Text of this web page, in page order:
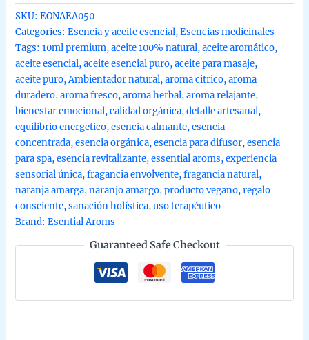
Amargo
Aroms
quantity
SKU:EONAEA050
Categories:Esencia y aceite esencial,Esencias medicinales
Tags:10ml premium,aceite 100% natural,aceite aromático,
aceite esencial,aceite esencial puro,aceite para masaje,
aceite puro,Ambientador natural,aroma citrico,aroma
duradero,aroma fresco,aroma herbal,aroma relajante,
bienestar emocional,calidad orgánica,detalle artesanal,
equilibrio energetico,esencia calmante,esencia
concentrada,esencia orgánica,esencia para difusor,esencia
para spa,esencia revitalizante,essential aroms,experiencia
sensorial única,fragancia envolvente,fragancia natural,
naranja amarga,naranjo amargo,producto vegano,regalo
consciente,sanación holística,uso terapéutico
Brand:Esential Aroms
Guaranteed Safe Checkout